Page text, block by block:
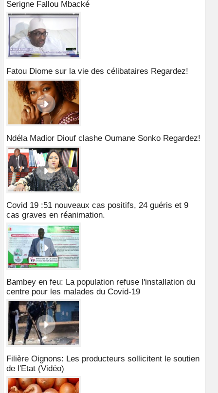
Serigne Fallou Mbacké
Fatou Diome sur la vie des célibataires Regardez!
Ndéla Madior Diouf clashe Oumane Sonko Regardez!
Covid 19 :51 nouveaux cas positifs, 24 guéris et 9
cas graves en réanimation.
Bambey en feu: La population refuse l'installation du
centre pour les malades du Covid-19
Filière Oignons: Les producteurs sollicitent le soutien
de l'Etat (Vidéo)